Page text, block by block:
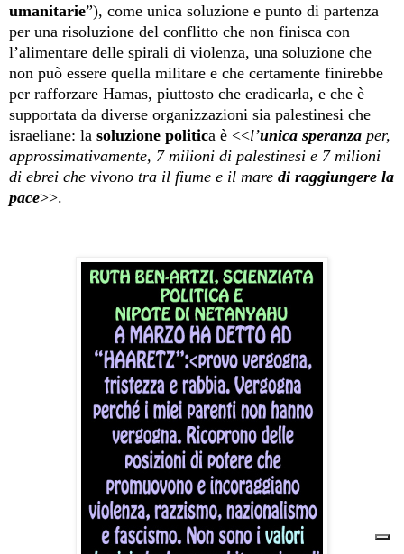
umanitarie”), come unica soluzione e punto di partenza
per una risoluzione del conflitto che non finisca con
l’alimentare delle spirali di violenza, una soluzione che
non può essere quella militare e che certamente finirebbe
per rafforzare Hamas, piuttosto che eradicarla, e che è
supportata da diverse organizzazioni sia palestinesi che
israeliane: la soluzione politica è <<l’unica speranza per,
approssimativamente, 7 milioni di palestinesi e 7 milioni
di ebrei che vivono tra il fiume e il mare di raggiungere la
pace>>.